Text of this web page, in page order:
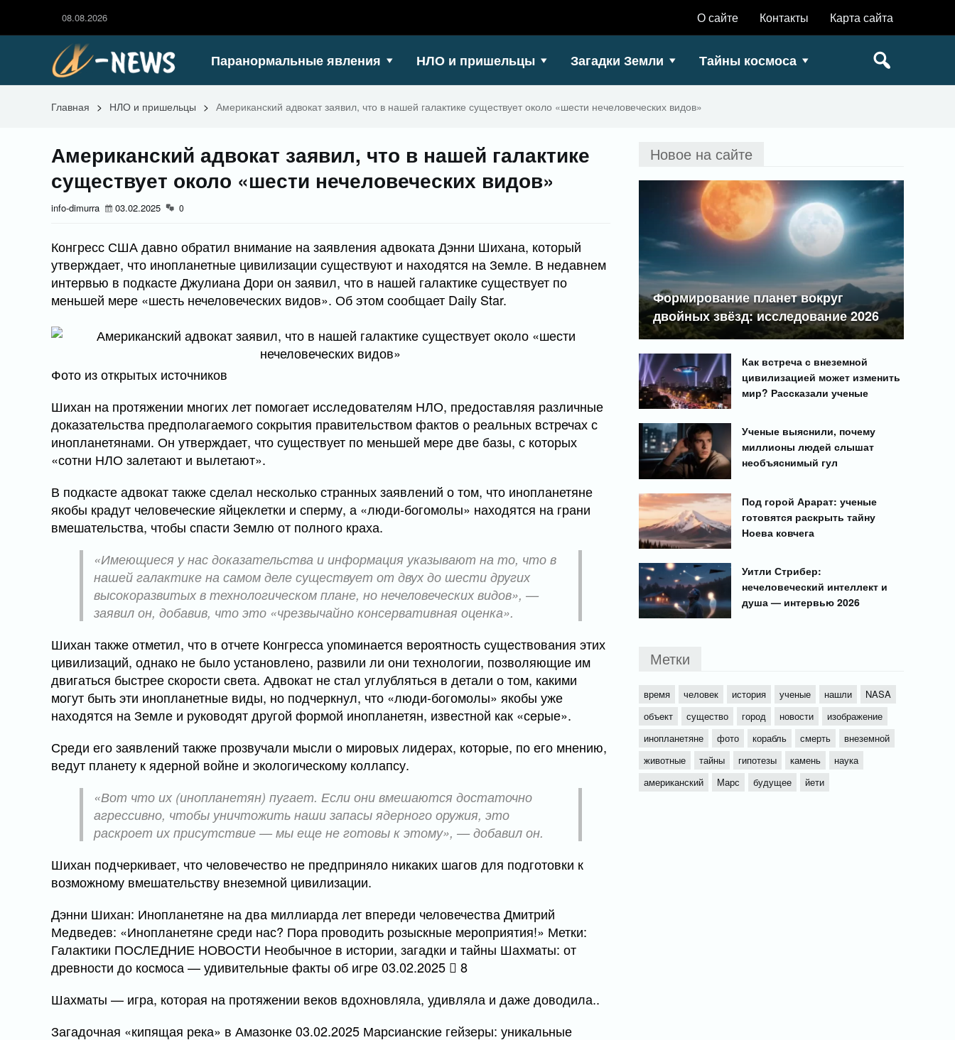
О сайте Контакты Карта сайта
08.08.2026
Паранормальные явления НЛО и пришельцы Загадки Земли Тайны космоса
Главная > НЛО и пришельцы > Американский адвокат заявил, что в нашей галактике существует около «шести нечеловеческих видов»
Американский адвокат заявил, что в нашей галактике
существует около «шести нечеловеческих видов»
info-dimurra 03.02.2025 0
Конгресс США давно обратил внимание на заявления адвоката Дэнни Шихана, который
утверждает, что инопланетные цивилизации существуют и находятся на Земле. В недавнем
интервью в подкасте Джулиана Дори он заявил, что в нашей галактике существует по
меньшей мере «шесть нечеловеческих видов». Об этом сообщает Daily Star.
Фото из открытых источников
Шихан на протяжении многих лет помогает исследователям НЛО, предоставляя различные
доказательства предполагаемого сокрытия правительством фактов о реальных встречах с
инопланетянами. Он утверждает, что существует по меньшей мере две базы, с которых
«сотни НЛО залетают и вылетают».
В подкасте адвокат также сделал несколько странных заявлений о том, что инопланетяне
якобы крадут человеческие яйцеклетки и сперму, а «люди-богомолы» находятся на грани
вмешательства, чтобы спасти Землю от полного краха.
«Имеющиеся у нас доказательства и информация указывают на то, что в
нашей галактике на самом деле существует от двух до шести других
высокоразвитых в технологическом плане, но нечеловеческих видов», —
заявил он, добавив, что это «чрезвычайно консервативная оценка».
Шихан также отметил, что в отчете Конгресса упоминается вероятность существования этих
цивилизаций, однако не было установлено, развили ли они технологии, позволяющие им
двигаться быстрее скорости света. Адвокат не стал углубляться в детали о том, какими
могут быть эти инопланетные виды, но подчеркнул, что «люди-богомолы» якобы уже
находятся на Земле и руководят другой формой инопланетян, известной как «серые».
Среди его заявлений также прозвучали мысли о мировых лидерах, которые, по его мнению,
ведут планету к ядерной войне и экологическому коллапсу.
«Вот что их (инопланетян) пугает. Если они вмешаются достаточно
агрессивно, чтобы уничтожить наши запасы ядерного оружия, это
раскроет их присутствие — мы еще не готовы к этому», — добавил он.
Шихан подчеркивает, что человечество не предприняло никаких шагов для подготовки к
возможному вмешательству внеземной цивилизации.
Дэнни Шихан: Инопланетяне на два миллиарда лет впереди человечества Дмитрий
Медведев: «Инопланетяне среди нас? Пора проводить розыскные мероприятия!» Метки:
Галактики ПОСЛЕДНИЕ НОВОСТИ Необычное в истории, загадки и тайны Шахматы: от
древности до космоса — удивительные факты об игре 03.02.2025
8
Шахматы — игра, которая на протяжении веков вдохновляла, удивляла и даже доводила..
Загадочная «кипящая река» в Амазонке 03.02.2025 Марсианские гейзеры: уникальные
Новое на сайте
Формирование планет вокруг
двойных звёзд: исследование 2026
Как встреча с внеземной
цивилизацией может изменить
мир? Рассказали ученые
Ученые выяснили, почему
миллионы людей слышат
необъяснимый гул
Под горой Арарат: ученые
готовятся раскрыть тайну
Ноева ковчега
Уитли Стрибер:
нечеловеческий интеллект и
душа — интервью 2026
Метки
время человек история ученые нашли
NASA
объект
существо город новости
изображение
инопланетяне
фото корабль смерть
внеземной
животные
тайны гипотезы камень
наука
американский
Марс будущее йети